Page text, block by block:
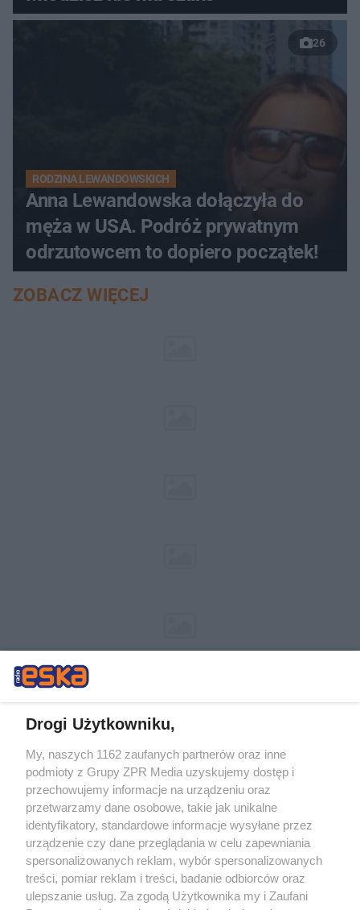
26
RODZINA LEWANDOWSKICH
Anna Lewandowska dołączyła do
męża w USA. Podróż prywatnym
odrzutowcem to dopiero początek!
ZOBACZ WIĘCEJ
Żaden utwór zamieszczony w serwisie nie może być powielany i
rozpowszechniany lub dalej rozpowszechniany w jakikolwiek sposób (w
tym także elektroniczny lub mechaniczny) na jakimkolwiek polu
eksploatacji w jakiejkolwiek formie, włącznie z umieszczaniem w
Internecie bez pisemnej zgody właściciela praw. Jakiekolwiek użycie lub
wykorzystanie utworów w całości lub w części z naruszeniem prawa,
tzn. bez właściwej zgody, jest zabronione pod groźbą kary i może być
ścigane prawnie.
Drogi Użytkowniku,
My, naszych 1162 zaufanych partnerów oraz inne
podmioty z Grupy ZPR Media uzyskujemy dostęp i
przechowujemy informacje na urządzeniu oraz
przetwarzamy dane osobowe, takie jak unikalne
identyfikatory, standardowe informacje wysyłane przez
urządzenie czy dane przeglądania w celu zapewniania
spersonalizowanych reklam, wybór spersonalizowanych
treści, pomiar reklam i treści, badanie odbiorców oraz
ulepszanie usług. Za zgodą Użytkownika my i Zaufani